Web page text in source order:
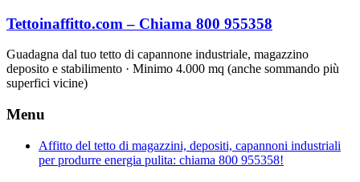
Vai
contenuto
Tettoinaffitto.com – Chiama 800 955358
Guadagna dal tuo tetto di capannone industriale, magazzino
deposito e stabilimento · Minimo 4.000 mq (anche sommando più
superfici vicine)
Menu
Affitto del tetto di magazzini, depositi, capannoni industriali
per produrre energia pulita: chiama 800 955358!